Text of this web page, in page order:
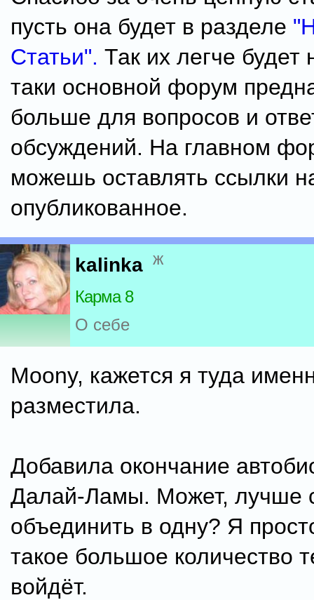
пусть она будет в разделе
Статьи". Так их легче будет
таки основной форум
больше для вопросов и
обсуждений. На главном
можешь оставлять ссылки
опубликованное.
kalinka ж
Карма 8
О себе
Moony, кажется я туда
разместила.
Добавила окончание
Далай-Ламы. Может, лучше
объединить в одну? Я
такое большое количество
войдёт.